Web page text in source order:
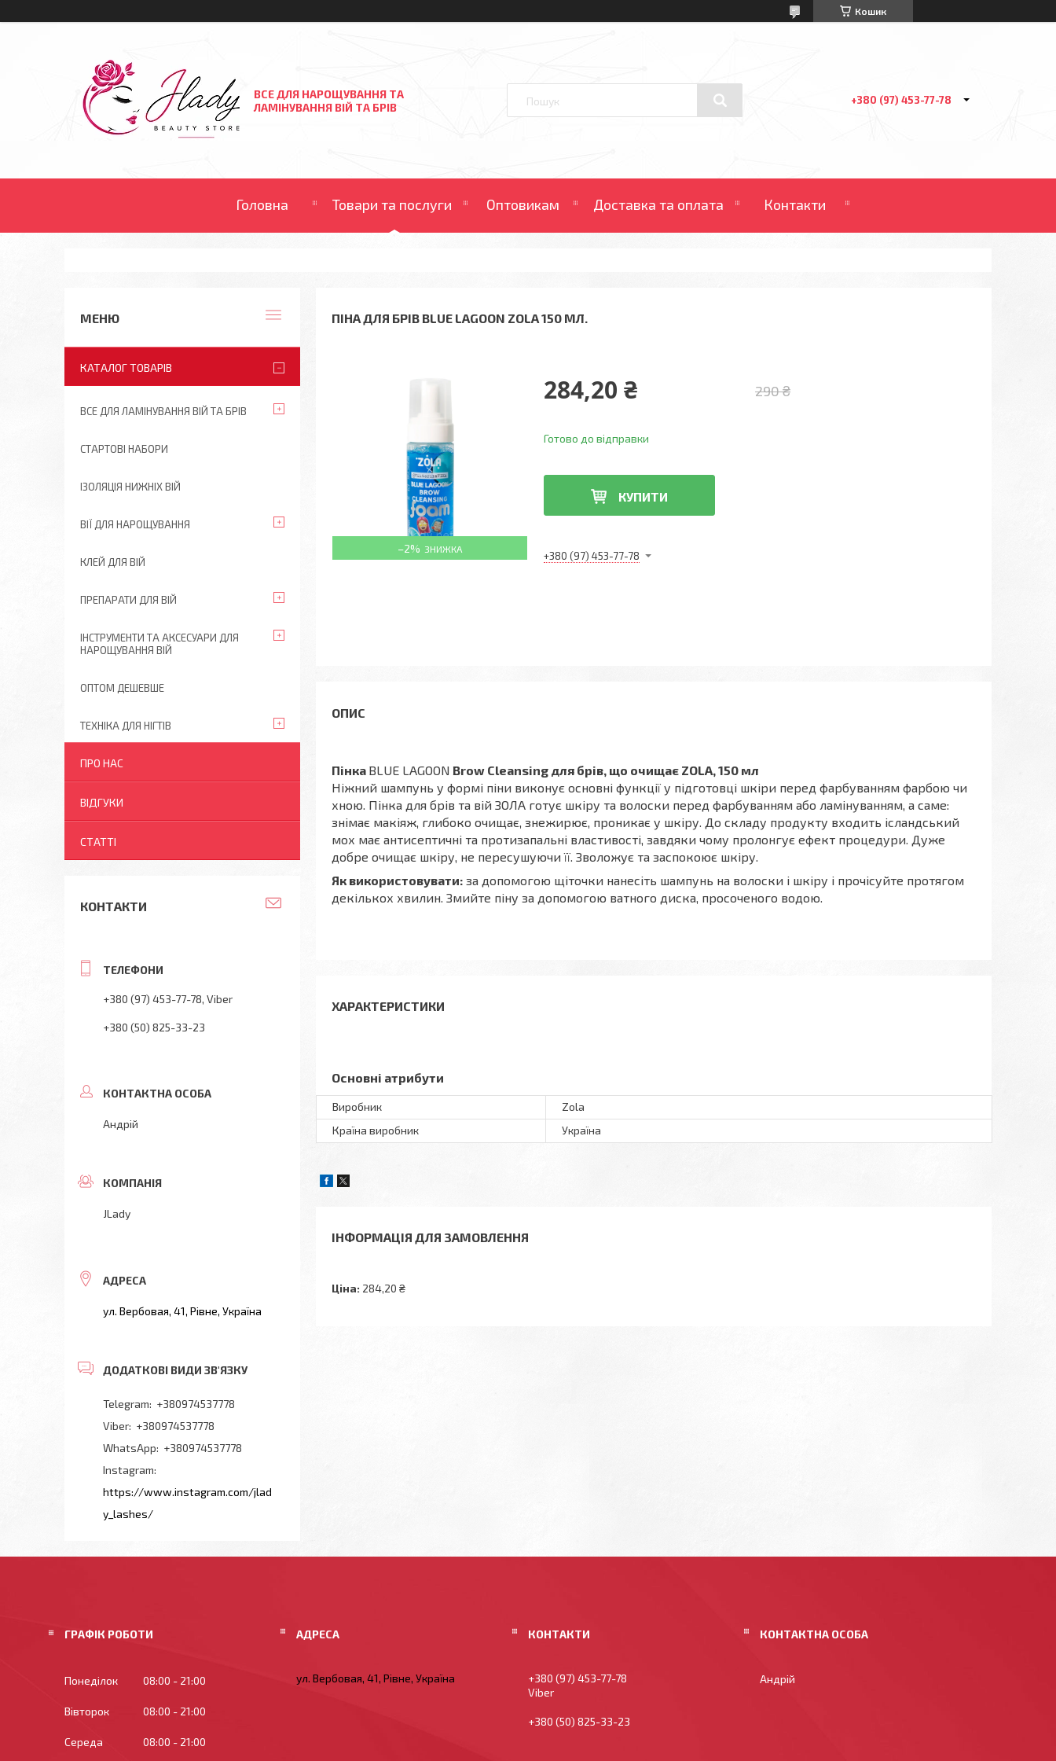
Кошик
ВСЕ ДЛЯ НАРОЩУВАННЯ ТА
ЛАМІНУВАННЯ ВІЙ ТА БРІВ
+380 (97) 453-77-78
Головна Товари та послуги Оптовикам Доставка та оплата Контакти
ПІНА ДЛЯ БРІВ BLUE LAGOON ZOLA 150 МЛ.
–2%
290 ₴
284,20 ₴
Готово до відправки
КУПИТИ
+380 (97) 453-77-78
Пінка BLUE LAGOON Brow Cleansing для брів, що очищає ZOLA, 150 мл
Ніжний шампунь у формі піни виконує основні функції у підготовці шкіри перед фарбуванням фарбою чи
хною. Пінка для брів та вій ЗОЛА готує шкіру та волоски перед фарбуванням або ламінуванням, а саме:
знімає макіяж, глибоко очищає, знежирює, проникає у шкіру. До складу продукту входить ісландський
мох має антисептичні та протизапальні властивості, завдяки чому пролонгує ефект процедури. Дуже
добре очищає шкіру, не пересушуючи її. Зволожує та заспокоює шкіру.
Як використовувати: за допомогою щіточки нанесіть шампунь на волоски і шкіру і прочісуйте протягом
декількох хвилин. Змийте піну за допомогою ватного диска, просоченого водою.
ХАРАКТЕРИСТИКИ
Основні атрибути
Виробник
Zola
Країна виробник
Україна
ІНФОРМАЦІЯ ДЛЯ ЗАМОВЛЕННЯ
Ціна: 284,20 ₴
КАТАЛОГ ТОВАРІВ
ВСЕ ДЛЯ ЛАМІНУВАННЯ ВІЙ ТА БРІВ
СТАРТОВІ НАБОРИ
ІЗОЛЯЦІЯ НИЖНІХ ВІЙ
ВІЇ ДЛЯ НАРОЩУВАННЯ
КЛЕЙ ДЛЯ ВІЙ
ПРЕПАРАТИ ДЛЯ ВІЙ
ІНСТРУМЕНТИ ТА АКСЕСУАРИ ДЛЯ
НАРОЩУВАННЯ ВІЙ
ОПТОМ ДЕШЕВШЕ
ТЕХНІКА ДЛЯ НІГТІВ
ПРО НАС
ВІДГУКИ
СТАТТІ
КОНТАКТИ
+380 (97) 453-77-78 Viber
+380 (50) 825-33-23
Андрій
JLady
ул. Вербовая, 41, Рівне, Україна
+380974537778
+380974537778
+380974537778
Instagram
https://www.instagram.com/jlad
y_lashes/
ГРАФІК РОБОТИ
Понеділок 08:00 21:00
Вівторок 08:00 21:00
Середа 08:00 21:00
ул. Вербовая, 41, Рівне, Україна
+380 (97) 453-77-78
Viber
+380 (50) 825-33-23
Андрій